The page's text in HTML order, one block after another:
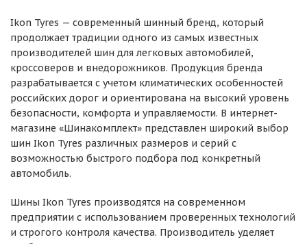
Ikon Tyres — современный шинный бренд, который
продолжает традиции одного из самых известных
производителей шин для легковых автомобилей,
кроссоверов и внедорожников. Продукция бренда
разрабатывается с учетом климатических особенностей
российских дорог и ориентирована на высокий уровень
безопасности, комфорта и управляемости. В интернет-
магазине «Шинакомплект» представлен широкий выбор
шин Ikon Tyres различных размеров и серий с
возможностью быстрого подбора под конкретный
автомобиль.
Шины Ikon Tyres производятся на современном
предприятии с использованием проверенных технологий
и строгого контроля качества. Производитель уделяет